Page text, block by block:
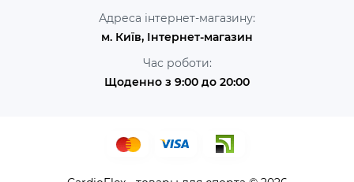
Адреса інтернет-магазину:
м. Київ, Інтернет-магазин
Час роботи:
Щоденно з 9:00 до 20:00